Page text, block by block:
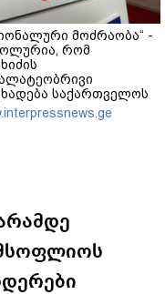
მოძრაობა“ -
რომ
საქართველოს
გმირების